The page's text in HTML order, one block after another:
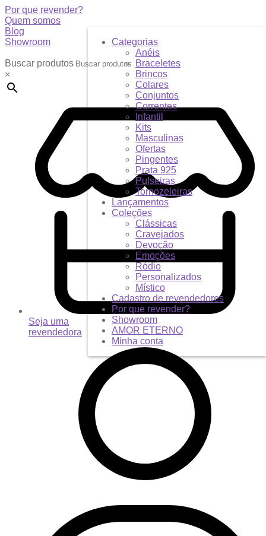
Por que revender?
Quem somos
Blog
Showroom
Buscar produtos
×
Seja uma
revendedora
Categorias
Anéis
Braceletes
Brincos
Colares
Conjuntos
Correntes
Infantil
Kits
Masculinas
Ofertas
Pingentes
Prata 925
Pulseiras
Tornozeleiras
Lançamentos
Coleções
Clássicas
Cravejados
Devoção
Emoções
Ródio
Personalizados
Místico
Cadastro de revendedores
Por que revender?
Showroom
AMOR ETERNO
Minha conta